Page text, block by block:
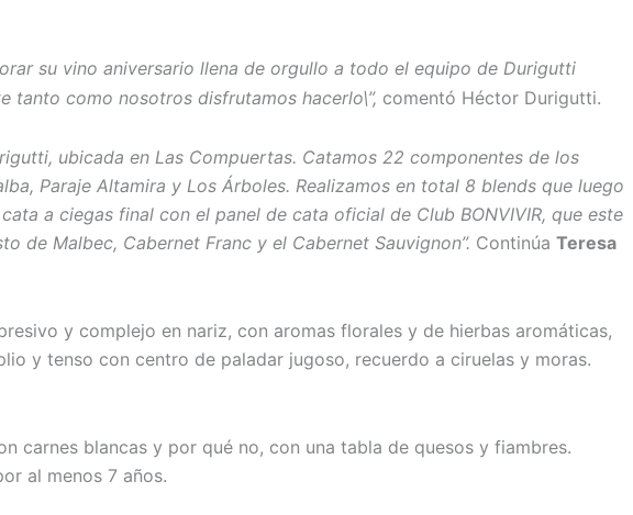
su vino aniversario llena de orgullo a todo el equipo de Durigutti
tanto como nosotros disfrutamos hacerlo\”, comentó Héctor Durigutti.
ubicada en Las Compuertas. Catamos 22 componentes de los
Paraje Altamira y Los Árboles. Realizamos en total 8 blends que luego
a ciegas final con el panel de cata oficial de Club BONVIVIR, que este
de Malbec, Cabernet Franc y el Cabernet Sauvignon”. Continúa Teresa
y complejo en nariz, con aromas florales y de hierbas aromáticas,
y tenso con centro de paladar jugoso, recuerdo a ciruelas y moras.
carnes blancas y por qué no, con una tabla de quesos y fiambres.
al menos 7 años.